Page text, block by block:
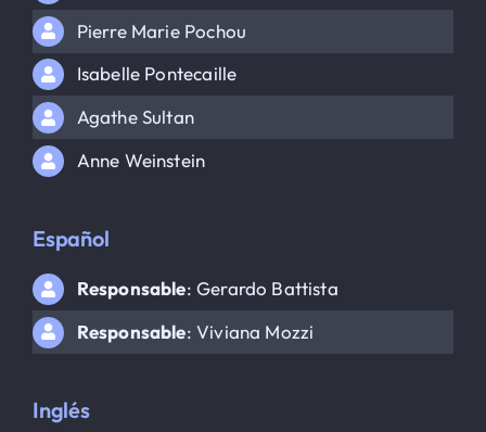
Pierre Marie Pochou
Isabelle Pontecaille
Agathe Sultan
Anne Weinstein
Español
Responsable: Gerardo Battista
Responsable: Viviana Mozzi
Inglés